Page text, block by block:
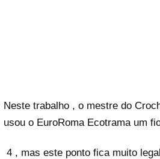
Neste trabalho , o mestre do
usou o EuroRoma Ecotrama um
4 , mas este ponto fica muito